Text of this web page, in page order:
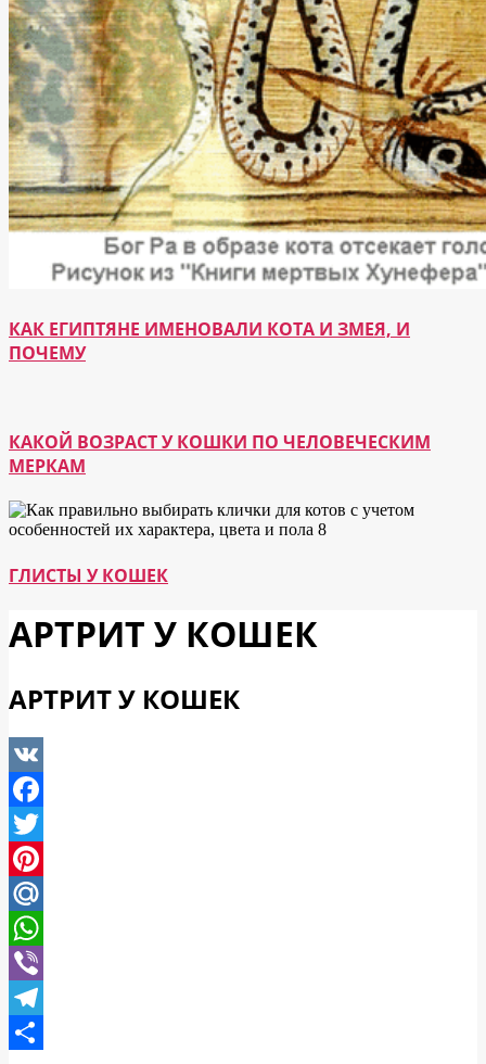
КАК ЕГИПТЯНЕ ИМЕНОВАЛИ КОТА И ЗМЕЯ, И
ПОЧЕМУ
КАКОЙ ВОЗРАСТ У КОШКИ ПО ЧЕЛОВЕЧЕСКИМ
МЕРКАМ
ГЛИСТЫ У КОШЕК
АРТРИТ У КОШЕК
АРТРИТ У КОШЕК
VK
Facebook
Twitter
Pinterest
Mail.Ru
WhatsApp
Viber
Telegram